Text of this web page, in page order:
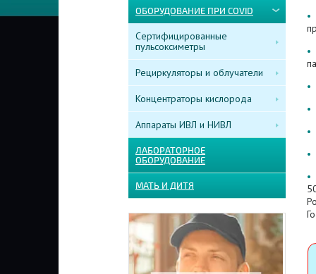
ОБОРУДОВАНИЕ ПРИ COVID
Сертифицированные
пульсоксиметры
Рециркуляторы и облучатели
Концентраторы кислорода
Аппараты ИВЛ и НИВЛ
ЛАБОРАТОРНОЕ
ОБОРУДОВАНИЕ
МАТЬ И ДИТЯ
•
•
•
•
•
•
•